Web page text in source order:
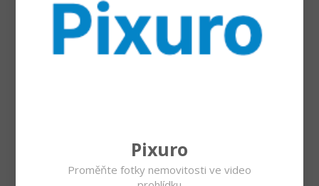
Pixuro
Proměňte fotky nemovitosti ve video